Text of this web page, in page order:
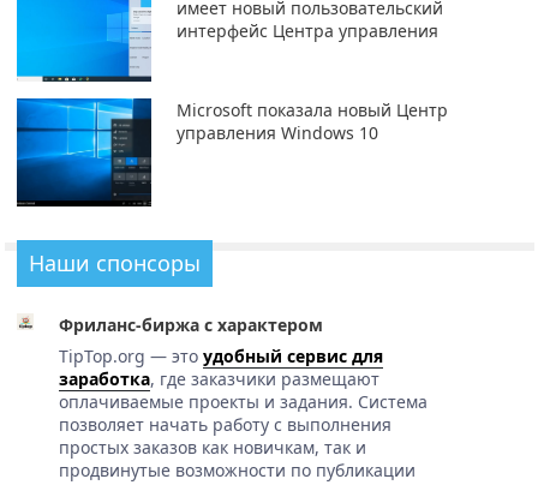
имеет новый пользовательский
интерфейс Центра управления
Microsoft показала новый Центр
управления Windows 10
Наши спонсоры
Фриланс-биржа с характером
TipTop.org — это удобный сервис для
заработка, где заказчики размещают
оплачиваемые проекты и задания. Система
позволяет начать работу с выполнения
простых заказов как новичкам, так и
продвинутые возможности по публикации